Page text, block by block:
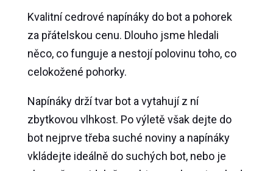
Kvalitní cedrové napínáky do bot a pohorek
za přátelskou cenu. Dlouho jsme hledali
něco, co funguje a nestojí polovinu toho, co
celokožené pohorky.
Napínáky drží tvar bot a vytahují z ní
zbytkovou vlhkost. Po výletě však dejte do
bot nejprve třeba suché noviny a napínáky
vkládejte ideálně do suchých bot, nebo je